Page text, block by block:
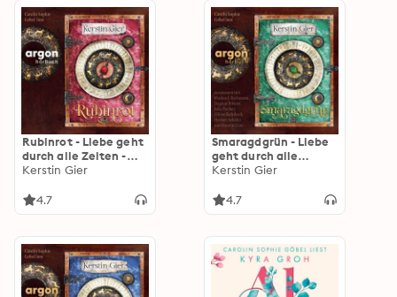
Rubinrot - Liebe geht
durch alle Zeiten -
Liebe geht durch alle
Trilogie, Band 1
Kerstin Gier
4.7
Smaragdgrün - Liebe
geht durch alle
Zeiten - Liebe geht
Edelstein-Trilogie,
Kerstin Gier
4.7